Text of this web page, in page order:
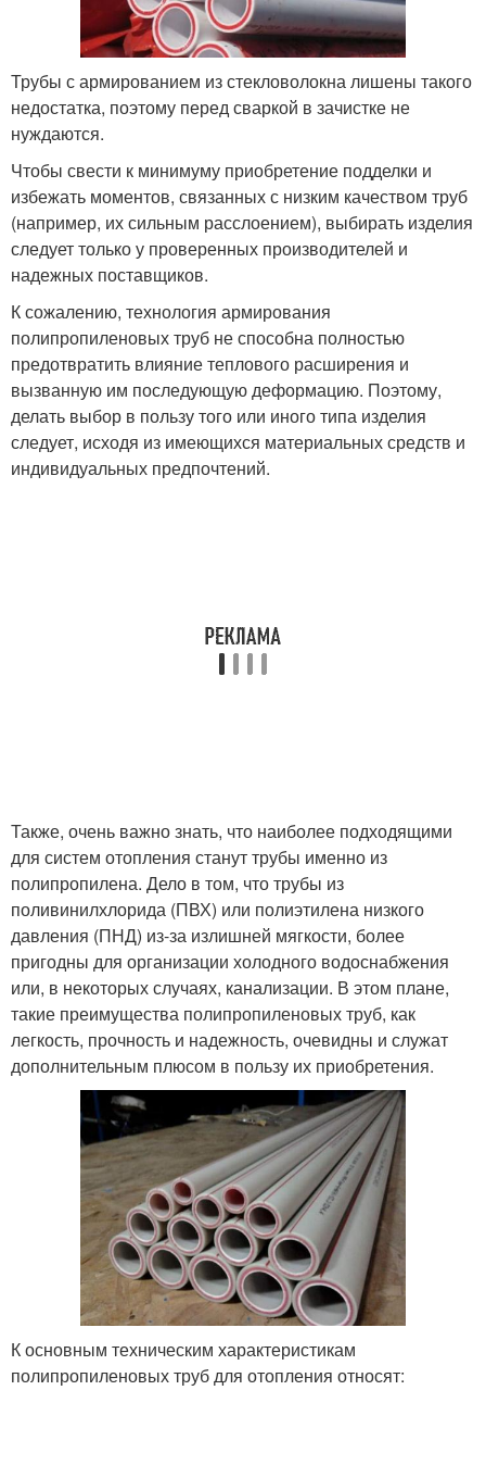
Трубы с армированием из стекловолокна лишены такого
недостатка, поэтому перед сваркой в зачистке не
нуждаются.
Чтобы свести к минимуму приобретение подделки и
избежать моментов, связанных с низким качеством труб
(например, их сильным расслоением), выбирать изделия
следует только у проверенных производителей и
надежных поставщиков.
К сожалению, технология армирования
полипропиленовых труб не способна полностью
предотвратить влияние теплового расширения и
вызванную им последующую деформацию. Поэтому,
делать выбор в пользу того или иного типа изделия
следует, исходя из имеющихся материальных средств и
индивидуальных предпочтений.
Также, очень важно знать, что наиболее подходящими
для систем отопления станут трубы именно из
полипропилена. Дело в том, что трубы из
поливинилхлорида (ПВХ) или полиэтилена низкого
давления (ПНД) из-за излишней мягкости, более
пригодны для организации холодного водоснабжения
или, в некоторых случаях, канализации. В этом плане,
такие преимущества полипропиленовых труб, как
легкость, прочность и надежность, очевидны и служат
дополнительным плюсом в пользу их приобретения.
К основным техническим характеристикам
полипропиленовых труб для отопления относят: